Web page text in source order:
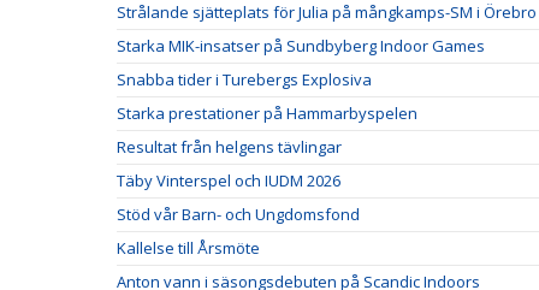
Strålande sjätteplats för Julia på mångkamps-SM i Örebro
Starka MIK-insatser på Sundbyberg Indoor Games
Snabba tider i Turebergs Explosiva
Starka prestationer på Hammarbyspelen
Resultat från helgens tävlingar
Täby Vinterspel och IUDM 2026
Stöd vår Barn- och Ungdomsfond
Kallelse till Årsmöte
Anton vann i säsongsdebuten på Scandic Indoors